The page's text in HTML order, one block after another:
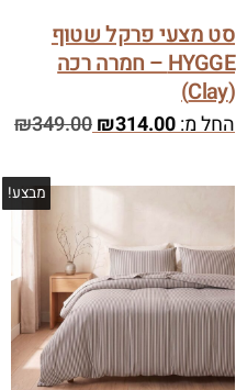
סט מצעי פרקל שטוף
HYGGE – חמרה רכה
(Clay)
החל מ: ₪314.00
₪349.00
מבצע!